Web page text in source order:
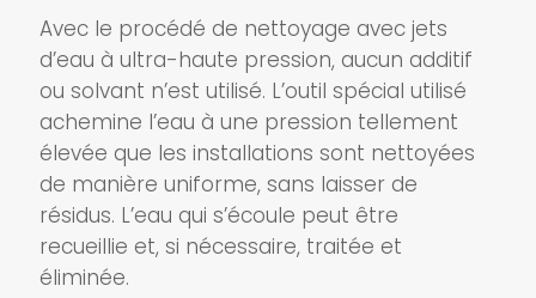
Avec le procédé de nettoyage avec jets
d’eau à ultra-haute pression, aucun additif
ou solvant n’est utilisé. L’outil spécial utilisé
achemine l’eau à une pression tellement
élevée que les installations sont nettoyées
de manière uniforme, sans laisser de
résidus. L’eau qui s’écoule peut être
recueillie et, si nécessaire, traitée et
éliminée.